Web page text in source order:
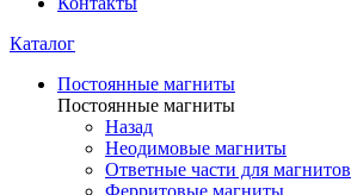
Каталог
Постоянные магниты
Постоянные магниты
Назад
Неодимовые магниты
Ответные части для магнитов
Ферритовые магниты